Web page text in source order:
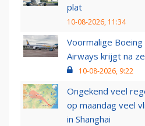
plat
10-08-2026, 11:34
Voormalige
Airways krijgt na
10-08-2026, 9:22
Ongekend veel
op maandag veel
in Shanghai